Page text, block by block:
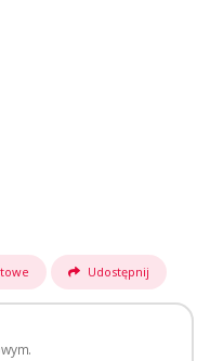
Udostępnij